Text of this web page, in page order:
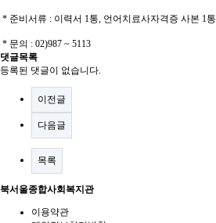
* 준비서류 : 이력서 1통, 언어치료사자격증 사본 1통
* 문의 : 02)987 ~ 5113
댓글목록
등록된 댓글이 없습니다.
이전글
다음글
목록
북서울종합사회복지관
이용약관